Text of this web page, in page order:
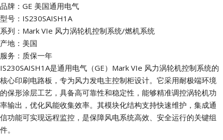
品牌：GE 美国通用电气
型号：IS230SAISH1A
系列：Mark VIe 风力涡轮机控制系统/燃机系统
产地：美国
服务：质保一年
IS230SAISH1A是通用电气（GE）Mark VIe 风力涡轮机控制系统的
核心印刷电路板，专为风力发电主控制柜设计。它采用耐极端环境
的保形涂层工艺，具备高可靠性和稳定性，能够精准调控涡轮机功
率输出，优化风能收集效率。其模块化结构支持快速维护，集成通
信功能可实现远程监控，是保障风电系统高效、安全运行的关键组
件。